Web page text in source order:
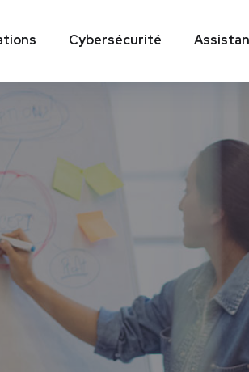
Cybersécurité